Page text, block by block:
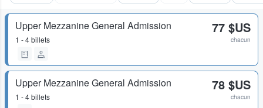
Upper Mezzanine General Admission
1 - 4 billets
77 $US
chacun
Upper Mezzanine General Admission
1 - 4 billets
78 $US
chacun